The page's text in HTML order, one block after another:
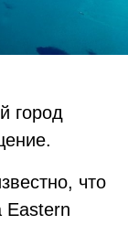
город
что
Eastern